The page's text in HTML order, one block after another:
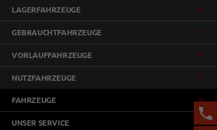
LAGERFAHRZEUGE
GEBRAUCHTFAHRZEUGE
VORLAUFFAHRZEUGE
NUTZFAHRZEUGE
FAHRZEUGE
UNSER SERVICE